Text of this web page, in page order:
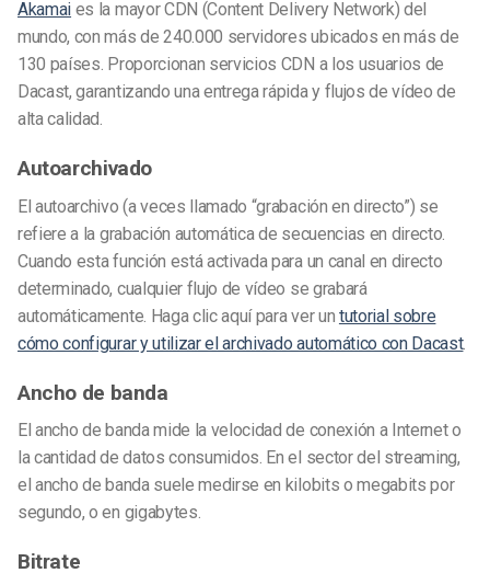
Akamai es la mayor CDN (Content Delivery Network) del
mundo, con más de 240.000 servidores ubicados en más de
130 países. Proporcionan servicios CDN a los usuarios de
Dacast, garantizando una entrega rápida y flujos de vídeo de
alta calidad.
Autoarchivado
El autoarchivo (a veces llamado “grabación en directo”) se
refiere a la grabación automática de secuencias en directo.
Cuando esta función está activada para un canal en directo
determinado, cualquier flujo de vídeo se grabará
automáticamente. Haga clic aquí para ver un tutorial sobre
cómo configurar y utilizar el archivado automático con Dacast.
Ancho de banda
El ancho de banda mide la velocidad de conexión a Internet o
la cantidad de datos consumidos. En el sector del streaming,
el ancho de banda suele medirse en kilobits o megabits por
segundo, o en gigabytes.
Bitrate